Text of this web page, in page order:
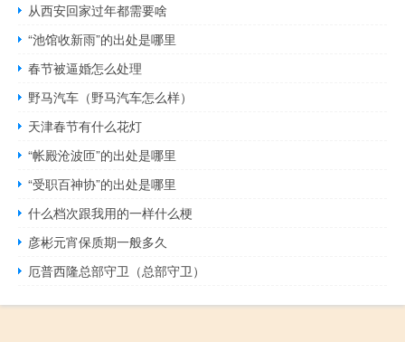
从西安回家过年都需要啥
“池馆收新雨”的出处是哪里
春节被逼婚怎么处理
野马汽车（野马汽车怎么样）
天津春节有什么花灯
“帐殿沧波匝”的出处是哪里
“受职百神协”的出处是哪里
什么档次跟我用的一样什么梗
彦彬元宵保质期一般多久
厄普西隆总部守卫（总部守卫）